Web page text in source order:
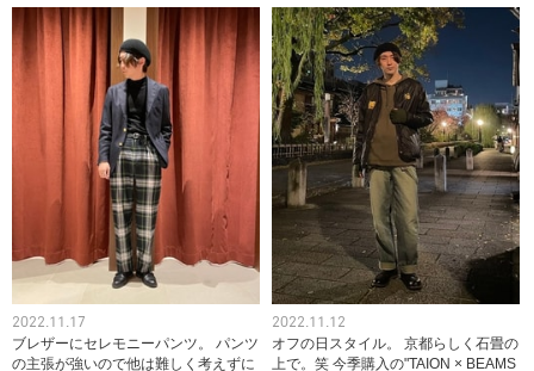
2022.11.17
ブレザーにセレモニーパンツ。 パンツ
の主張が強いので他は難しく考えずに
2022.11.12
オフの日スタイル。 京都らしく石畳の
上で。笑 今季購入の"TAION × BEAMS